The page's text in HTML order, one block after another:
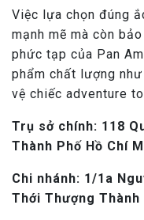
Việc lựa chọn đúng
mạnh mẽ mà còn
phức tạp của Pan
phẩm chất lượng
vệ chiếc adventure
Trụ sở chính: 118
Thành Phố Hồ Chí
Chi nhánh: 1/1a
Thới Thượng Thành